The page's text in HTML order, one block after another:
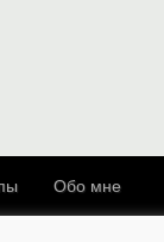
Обо мне